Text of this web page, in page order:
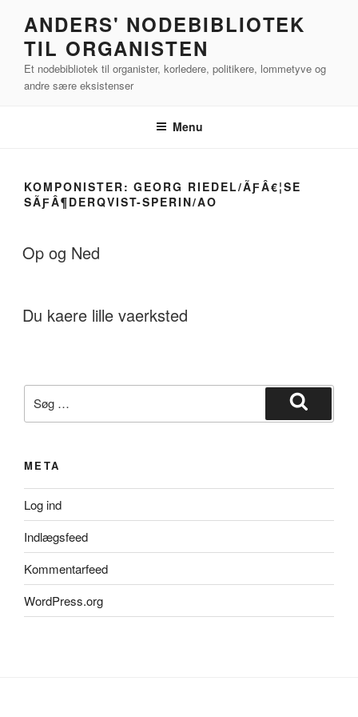
indhold
ANDERS' NODEBIBLIOTEK
TIL ORGANISTEN
Et nodebibliotek til organister, korledere, politikere, lommetyve og
andre sære eksistenser
Menu
KOMPONISTER:GEORG RIEDEL/ÃƑÂ€¦SE
SÃƑÂ¶DERQVIST-SPERIN/AO
Op og Ned
Du kaere lille vaerksted
efter:
Søg
META
Log ind
Indlægsfeed
Kommentarfeed
WordPress.org